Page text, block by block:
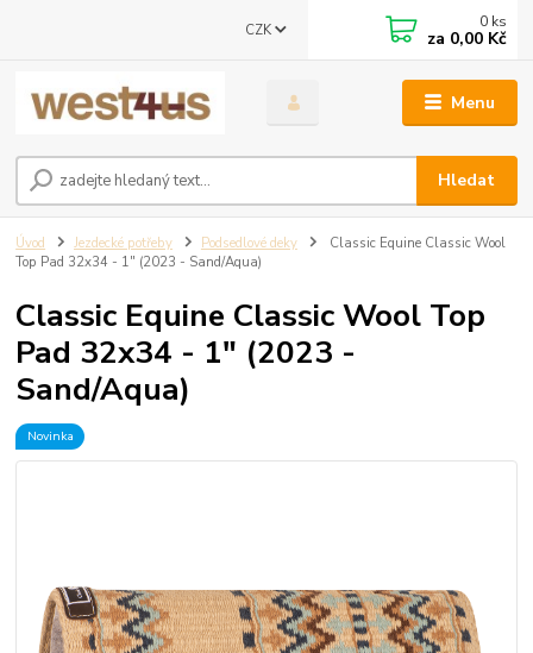
Menu
CZK
Hledat
0 ks
za 0,00 Kč
Úvod Jezdecké potřeby Podsedlové deky
Classic Equine Classic Wool
Top Pad 32x34 - 1" (2023 - Sand/Aqua)
Classic Equine Classic Wool Top
Pad 32x34 - 1" (2023 -
Sand/Aqua)
Novinka